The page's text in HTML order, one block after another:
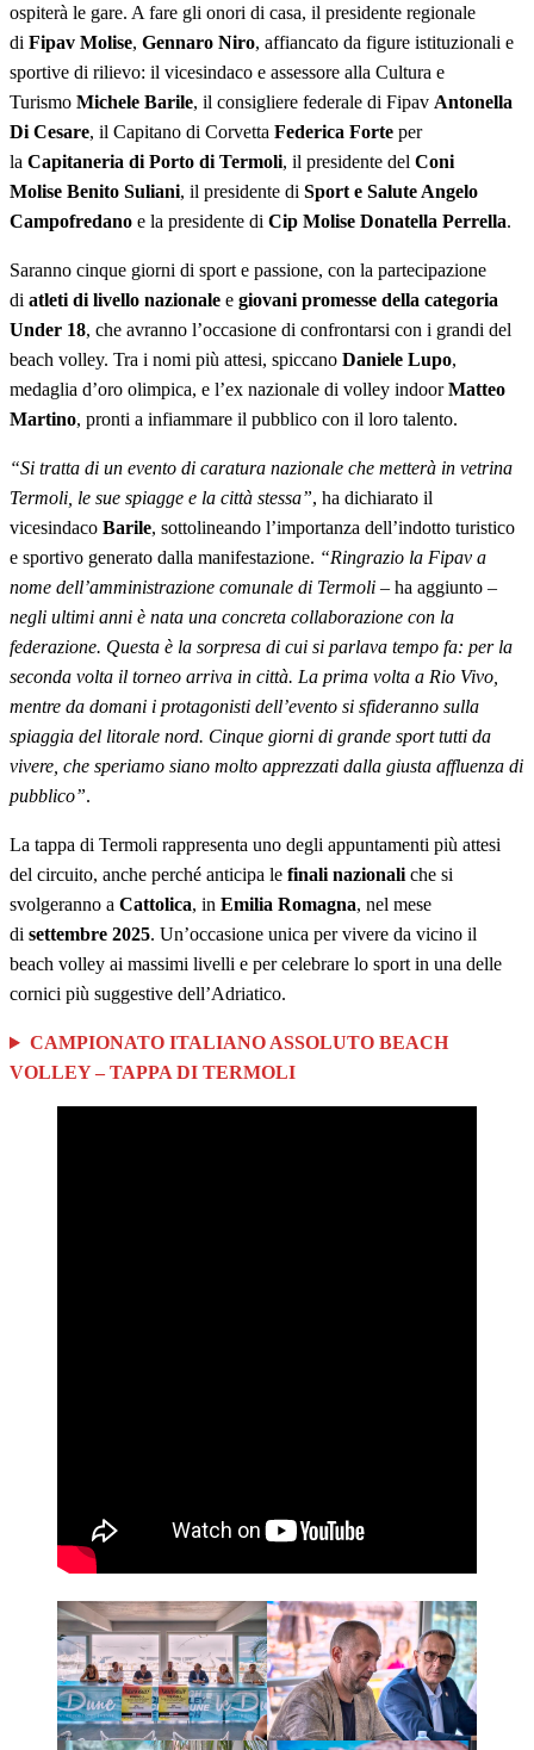
ospiterà le gare. A fare gli onori di casa, il presidente regionale
di Fipav Molise, Gennaro Niro, affiancato da figure istituzionali e
sportive di rilievo: il vicesindaco e assessore alla Cultura e
Turismo Michele Barile, il consigliere federale di Fipav Antonella
Di Cesare, il Capitano di Corvetta Federica Forte per
la Capitaneria di Porto di Termoli, il presidente del Coni
Molise Benito Suliani, il presidente di Sport e Salute Angelo
Campofredano e la presidente di Cip Molise Donatella Perrella.
Saranno cinque giorni di sport e passione, con la partecipazione
di atleti di livello nazionale e giovani promesse della categoria
Under 18, che avranno l’occasione di confrontarsi con i grandi del
beach volley. Tra i nomi più attesi, spiccano Daniele Lupo,
medaglia d’oro olimpica, e l’ex nazionale di volley indoorMatteo
Martino, pronti a infiammare il pubblico con il loro talento.
“Si tratta di un evento di caratura nazionale che metterà in vetrina
Termoli, le sue spiagge e la città stessa”, ha dichiarato il
vicesindaco Barile, sottolineando l’importanza dell’indotto turistico
e sportivo generato dalla manifestazione. “Ringrazio la Fipav a
nome dell’amministrazione comunale di Termoli – ha aggiunto –
negli ultimi anni è nata una concreta collaborazione con la
federazione. Questa è la sorpresa di cui si parlava tempo fa: per la
seconda volta il torneo arriva in città. La prima volta a Rio Vivo,
mentre da domani i protagonisti dell’evento si sfideranno sulla
spiaggia del litorale nord. Cinque giorni di grande sport tutti da
vivere, che speriamo siano molto apprezzati dalla giusta affluenza di
pubblico”.
La tappa di Termoli rappresenta uno degli appuntamenti più attesi
del circuito, anche perché anticipa le finali nazionali che si
svolgeranno a Cattolica, in Emilia Romagna, nel mese
di settembre 2025. Un’occasione unica per vivere da vicino il
beach volley ai massimi livelli e per celebrare lo sport in una delle
cornici più suggestive dell’Adriatico.
CAMPIONATO ITALIANO ASSOLUTO BEACH
VOLLEY – TAPPA DI TERMOLI